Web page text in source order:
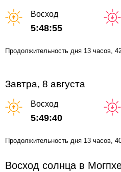
Восход
5:48:55
Продолжительность дня 13 часов ,
Завтра, 8 августа
Восход
5:49:40
Продолжительность дня 13 часов,
Восход солнца в